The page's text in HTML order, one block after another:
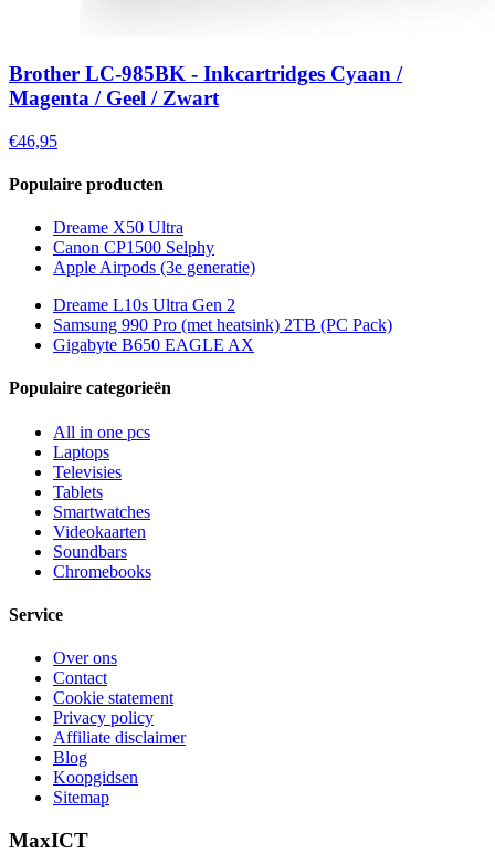
Brother LC-985BK - Inkcartridges Cyaan /
Magenta / Geel / Zwart
€46,95
Populaire producten
Dreame X50 Ultra
Canon CP1500 Selphy
Apple Airpods (3e generatie)
Dreame L10s Ultra Gen 2
Samsung 990 Pro (met heatsink) 2TB (PC Pack)
Gigabyte B650 EAGLE AX
Populaire categorieën
All in one pcs
Laptops
Televisies
Tablets
Smartwatches
Videokaarten
Soundbars
Chromebooks
Service
Over ons
Contact
Cookie statement
Privacy policy
Affiliate disclaimer
Blog
Koopgidsen
Sitemap
MaxICT